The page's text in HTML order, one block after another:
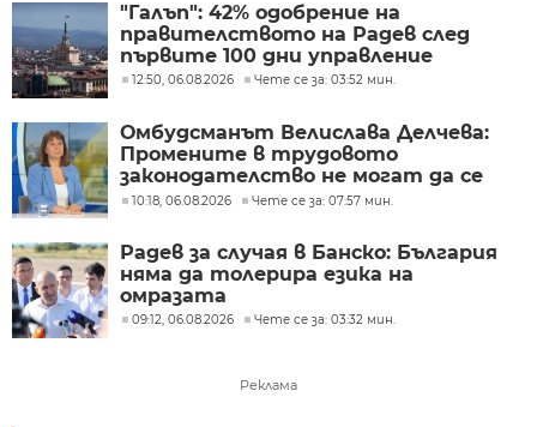
"Галъп": 42% одобрение на
правителството на Радев след
първите 100 дни управление
12:50, 06.08.2026 Чете се за: 03:52 мин.
Омбудсманът Велислава Делчева:
Промените в трудовото
законодателство не могат да се
правят през бюджета
10:18, 06.08.2026 Чете се за: 07:57 мин.
Радев за случая в Банско: България
няма да толерира езика на
омразата
09:12, 06.08.2026 Чете се за: 03:32 мин.
Реклама